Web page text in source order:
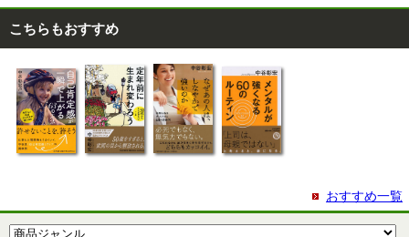
こちらもおすすめ
おすすめ一覧